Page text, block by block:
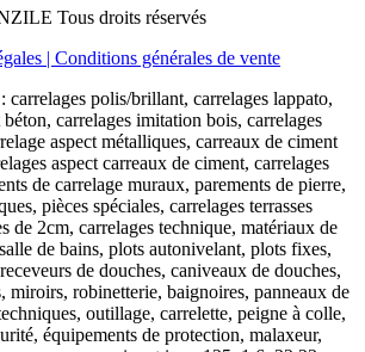
Tous droits réservés
| Conditions générales de vente
carrelages polis/brillant, carrelages lappato,
béton, carrelages imitation bois, carrelages
aspect métalliques, carreaux de ciment
aspect carreaux de ciment, carrelages
de carrelage muraux, parements de pierre,
pièces spéciales, carrelages terrasses
de 2cm, carrelages technique, matériaux de
de bains, plots autonivelant, plots fixes,
de douches, caniveaux de douches,
miroirs, robinetterie, baignoires, panneaux de
outillage, carrelette, peigne à colle,
équipements de protection, malaxeur,